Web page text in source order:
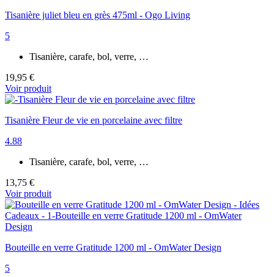
Tisanière juliet bleu en grès 475ml - Ogo Living
5
Tisanière, carafe, bol, verre, …
19,95 €
Voir produit
Tisanière Fleur de vie en porcelaine avec filtre
4.88
Tisanière, carafe, bol, verre, …
13,75 €
Voir produit
Bouteille en verre Gratitude 1200 ml - OmWater Design
5